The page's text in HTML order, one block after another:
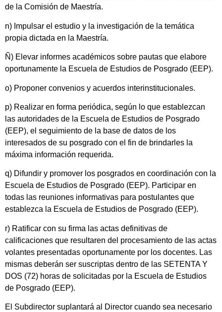
de la Comisión de Maestría.
n) Impulsar el estudio y la investigación de la temática
propia dictada en la Maestría.
Ñ) Elevar informes académicos sobre pautas que elabore
oportunamente la Escuela de Estudios de Posgrado (EEP).
o) Proponer convenios y acuerdos interinstitucionales.
p) Realizar en forma periódica, según lo que establezcan
las autoridades de la Escuela de Estudios de Posgrado
(EEP), el seguimiento de la base de datos de los
interesados de su posgrado con el fin de brindarles la
máxima información requerida.
q) Difundir y promover los posgrados en coordinación con la
Escuela de Estudios de Posgrado (EEP). Participar en
todas las reuniones informativas para postulantes que
establezca la Escuela de Estudios de Posgrado (EEP).
r) Ratificar con su firma las actas definitivas de
calificaciones que resultaren del procesamiento de las actas
volantes presentadas oportunamente por los docentes. Las
mismas deberán ser suscriptas dentro de las SETENTA Y
DOS (72) horas de solicitadas por la Escuela de Estudios
de Posgrado (EEP).
El Subdirector suplantará al Director cuando sea necesario